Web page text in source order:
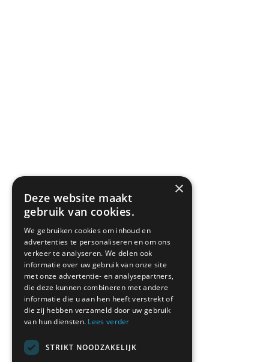
×
Deze website maakt
gebruik van cookies.
We gebruiken cookies om inhoud en
advertenties te personaliseren en om ons
verkeer te analyseren. We delen ook
informatie over uw gebruik van onze site
met onze advertentie- en analysepartners,
die deze kunnen combineren met andere
informatie die u aan hen heeft verstrekt of
die zij hebben verzameld door uw gebruik
van hun diensten. Lees verder
STRIKT NOODZAKELIJK